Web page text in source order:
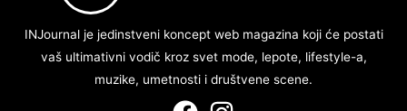
INJournal je jedinstveni koncept web magazina koji će postati
vaš ultimativni vodič kroz svet mode, lepote, lifestyle-a,
muzike, umetnosti i društvene scene.